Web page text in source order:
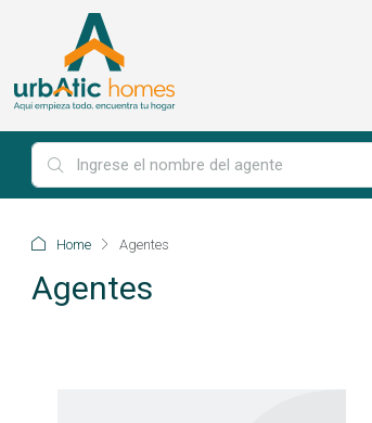
Home Agentes
Agentes